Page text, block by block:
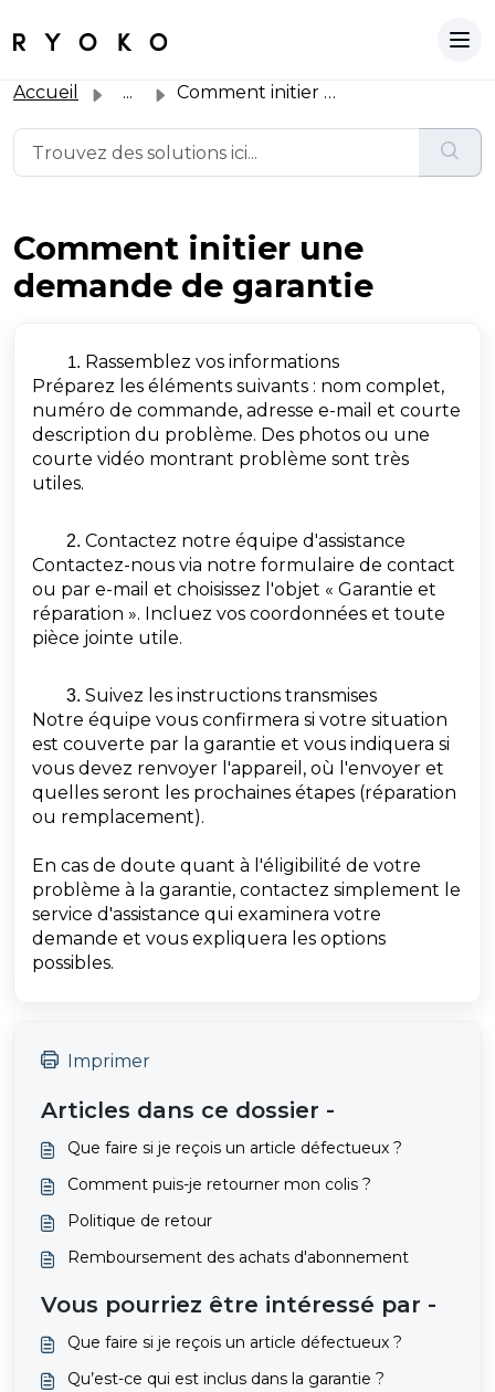
Accueil ... Comment initier une demande de garantie
Comment initier une
demande de garantie
Rassemblez vos informations
Préparez les éléments suivants : nom complet,
numéro de commande, adresse e-mail et courte
description du problème. Des photos ou une
courte vidéo montrant problème sont très
utiles.
Contactez notre équipe d'assistance
Contactez-nous via notre formulaire de contact
ou par e-mail et choisissez l'objet « Garantie et
réparation ». Incluez vos coordonnées et toute
pièce jointe utile.
Suivez les instructions transmises
Notre équipe vous confirmera si votre situation
est couverte par la garantie et vous indiquera si
vous devez renvoyer l'appareil, où l'envoyer et
quelles seront les prochaines étapes (réparation
ou remplacement).
En cas de doute quant à l'éligibilité de votre
problème à la garantie, contactez simplement le
service d'assistance qui examinera votre
demande et vous expliquera les options
possibles.
Imprimer
Articles dans ce dossier -
Que faire si je reçois un article défectueux ?
Comment puis-je retourner mon colis ?
Politique de retour
Remboursement des achats d'abonnement
Vous pourriez être intéressé par -
Que faire si je reçois un article défectueux ?
Qu’est-ce qui est inclus dans la garantie ?